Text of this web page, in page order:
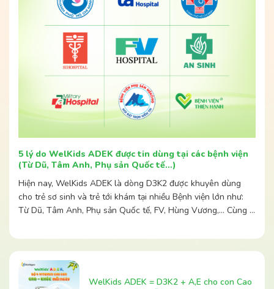
5 lý do WelKids ADEK được tin dùng tại các bệnh viện
(Từ Dũ, Tâm Anh, Phụ sản Quốc tế…)
Hiện nay, WelKids ADEK là dòng D3K2 được khuyên dùng
cho trẻ sơ sinh và trẻ tới khám tại nhiều Bệnh viện lớn như:
Từ Dũ, Tâm Anh, Phụ sản Quốc tế, FV, Hùng Vương,… Cùng …
WelKids ADEK = D3K2 + A,E cho con Cao